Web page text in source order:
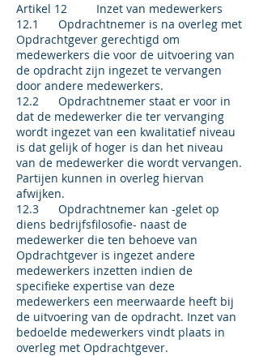
Artikel 12 Inzet van medewerkers
12.1 Opdrachtnemer is na overleg met
Opdrachtgever gerechtigd om
medewerkers die voor de uitvoering van
de opdracht zijn ingezet te vervangen
door andere medewerkers.
12.2 Opdrachtnemer staat er voor in
dat de medewerker die ter vervanging
wordt ingezet van een kwalitatief niveau
is dat gelijk of hoger is dan het niveau
van de medewerker die wordt vervangen.
Partijen kunnen in overleg hiervan
afwijken.
12.3 Opdrachtnemer kan -gelet op
diens bedrijfsfilosofie- naast de
medewerker die ten behoeve van
Opdrachtgever is ingezet andere
medewerkers inzetten indien de
specifieke expertise van deze
medewerkers een meerwaarde heeft bij
de uitvoering van de opdracht. Inzet van
bedoelde medewerkers vindt plaats in
overleg met Opdrachtgever.